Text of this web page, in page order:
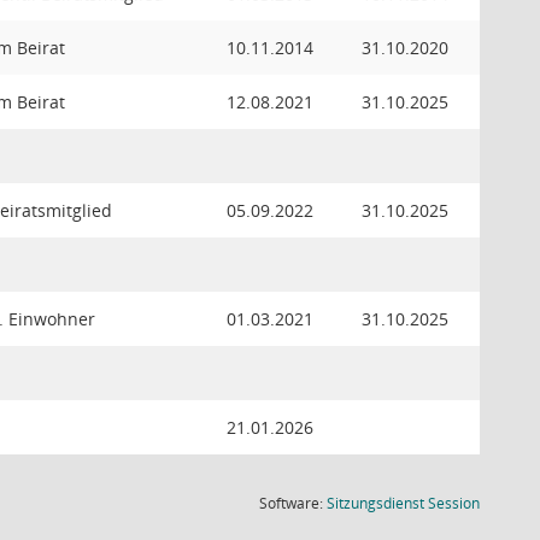
Beirat 10.11.2014 31.10.2020
Beirat 12.08.2021 31.10.2025
05.09.2022 31.10.2025
Einwohner 01.03.2021 31.10.2025
21.01.2026
Software:SitzungsdienstSession(Wird in